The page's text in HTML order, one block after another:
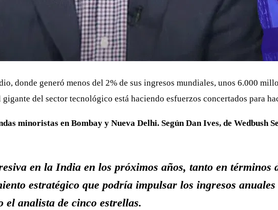
donde generó menos del 2% de sus ingresos mundiales, unos 6.000
del sector tecnológico está haciendo esfuerzos concertados para
minoristas en Bombay y Nueva Delhi. Según Dan Ives, de Wedbush
en la India en los próximos años, tanto en términos
estratégico que podría impulsar los ingresos
el analista de cinco estrellas.